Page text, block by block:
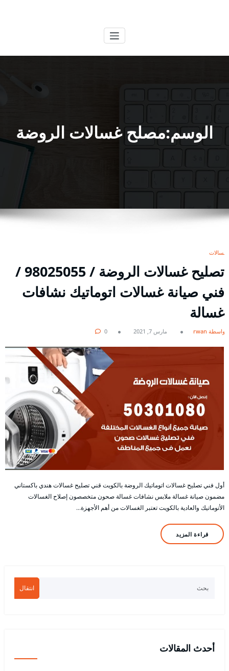
الوسم:مصلح غسالات الروضة
غسالات
تصليح غسالات الروضة / 98025055 /
فني صيانة غسالات اتوماتيك نشافات
غسالة
بواسطة rwan مارس 7, 2021 0
أول فني تصليح غسالات اتوماتيك الروضة بالكويت قني تصليح غسالات هندي باكستاني
مضمون صيانة غسالة ملابس نشافات غسالة صحون متخصصون إصلاح الغسالات
الأتوماتيك والعادية بالكويت تعتبر الغسالات من أهم الأجهزة…
قراءة المزيد
انتقال
أحدث المقالات